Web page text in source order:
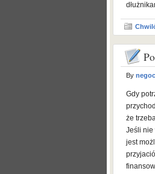
By
Gdy
że
Jeśli nie
jest